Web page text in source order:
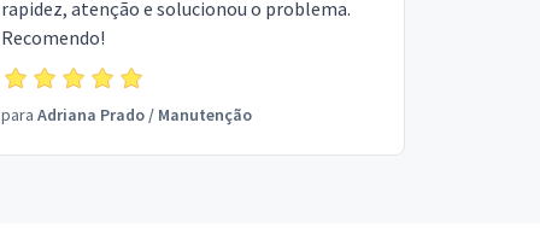
rapidez, atenção e solucionou o problema.
Recomendo!
para Adriana Prado/ Manutenção